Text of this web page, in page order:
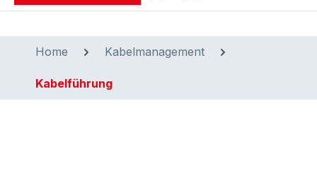
Home Kabelmanagement
Kabelführung